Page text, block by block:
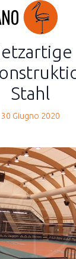
Stahl
30 Giugno 2020